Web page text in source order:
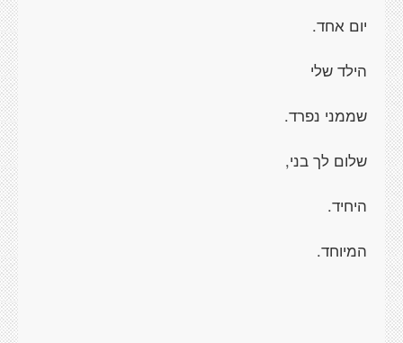
יום אחד.
הילד שלי
שממני נפרד.
שלום לך בני,
היחיד.
המיוחד.